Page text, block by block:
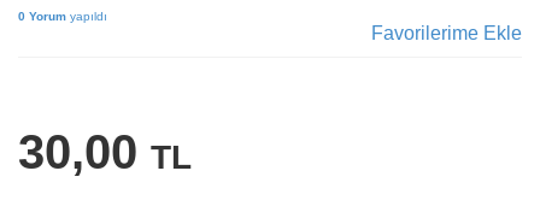
0 Yorum yapıldı
Favorilerime Ekle
30,00 TL